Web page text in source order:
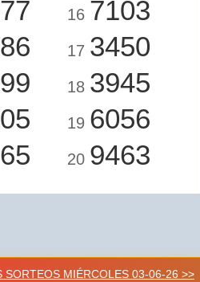
16 7103
17 3450
18 3945
19 6056
20 9463
SORTEOS MIÉRCOLES 03-06-26 >>